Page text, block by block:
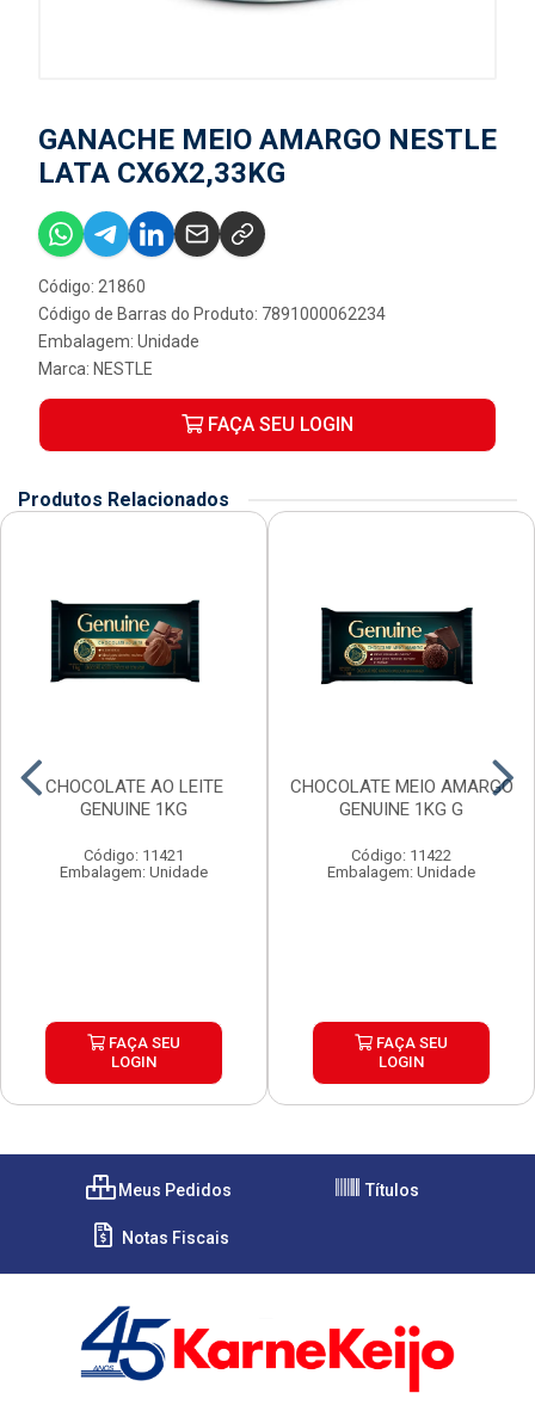
GANACHE MEIO AMARGO NESTLE
LATA CX6X2,33KG
Código: 21860
Código de Barras do Produto: 7891000062234
Embalagem: Unidade
Marca: NESTLE
FAÇA SEU LOGIN
Produtos Relacionados
CHOCOLATE AO LEITE
GENUINE 1KG
Código: 11421
Embalagem: Unidade
FAÇA SEU
LOGIN
CHOCOLATE MEIO AMARGO
GENUINE 1KG G
Código: 11422
Embalagem: Unidade
FAÇA SEU
LOGIN
Meus Pedidos Títulos
Notas Fiscais